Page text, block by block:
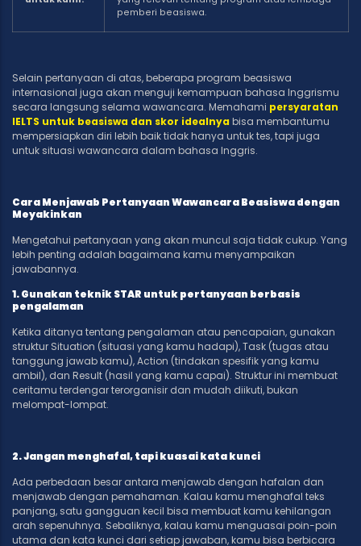
pemberi beasiswa.
Selain pertanyaan di atas, beberapa program beasiswa
internasional juga akan menguji kemampuan bahasa Inggrismu
secara langsung selama wawancara. Memahami persyaratan
IELTS untuk beasiswa dan skor idealnya bisa membantumu
mempersiapkan diri lebih baik tidak hanya untuk tes, tapi juga
untuk situasi wawancara dalam bahasa Inggris.
Cara Menjawab Pertanyaan Wawancara Beasiswa dengan
Meyakinkan
Mengetahui pertanyaan yang akan muncul saja tidak cukup. Yang
lebih penting adalah bagaimana kamu menyampaikan
jawabannya.
1. Gunakan teknik STAR untuk pertanyaan berbasis
pengalaman
Ketika ditanya tentang pengalaman atau pencapaian, gunakan
struktur Situation (situasi yang kamu hadapi), Task (tugas atau
tanggung jawab kamu), Action (tindakan spesifik yang kamu
ambil), dan Result (hasil yang kamu capai). Struktur ini membuat
ceritamu terdengar terorganisir dan mudah diikuti, bukan
melompat-lompat.
2. Jangan menghafal, tapi kuasai kata kunci
Ada perbedaan besar antara menjawab dengan hafalan dan
menjawab dengan pemahaman. Kalau kamu menghafal teks
panjang, satu gangguan kecil bisa membuat kamu kehilangan
arah sepenuhnya. Sebaliknya, kalau kamu menguasai poin-poin
utama dan kata kunci dari setiap jawaban, kamu bisa berbicara